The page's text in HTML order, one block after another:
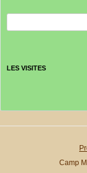
LES VISITES
Camp